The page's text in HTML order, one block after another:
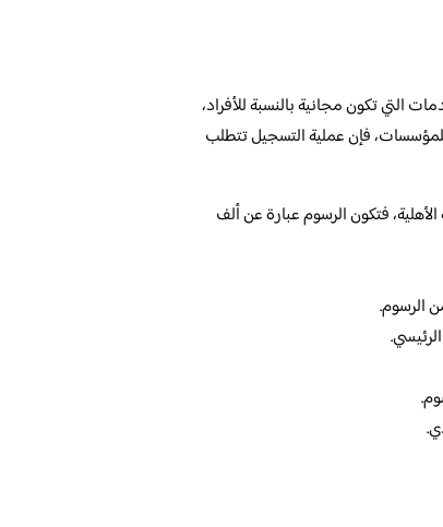
تكون مجانية بالنسبة للأفراد،
فإن عملية التسجيل تتطلب
فتكون الرسوم عبارة عن ألف
الرسوم.